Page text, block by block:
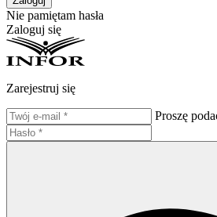
Nie pamiętam hasła
Zaloguj się
Zarejestruj się
Proszę